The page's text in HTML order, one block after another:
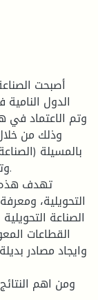
أصبحت
الدول
وتم الاعتماد في
وذلك من
بالمسيلة
تهدف هذه
التحويلية،
الصناعة
القطاعات
وايجاد مصادر
ومن اهم